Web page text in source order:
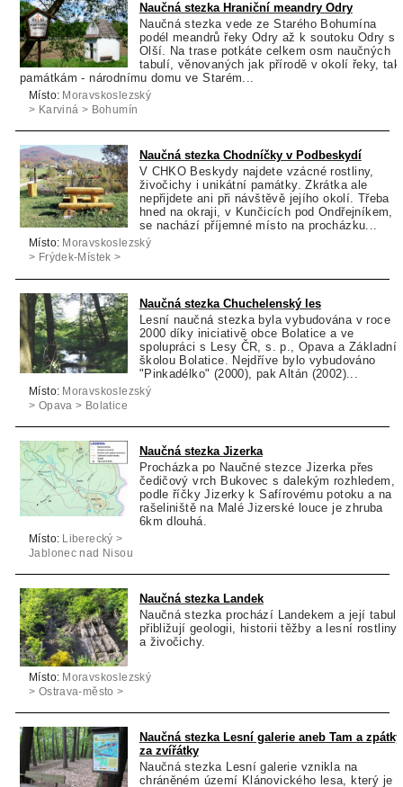
Naučná stezka Hraniční meandry Odry
Naučná stezka vede ze Starého Bohumína
podél meandrů řeky Odry až k soutoku Odry s
Olší. Na trase potkáte celkem osm naučných
tabulí, věnovaných jak přírodě v okolí řeky, tak
památkám - národnímu domu ve Starém...
Místo: Moravskoslezský
> Karviná > Bohumín
Naučná stezka Chodníčky v Podbeskydí
V CHKO Beskydy najdete vzácné rostliny,
živočichy i unikátní památky. Zkrátka ale
nepřijdete ani při návštěvě jejího okolí. Třeba
hned na okraji, v Kunčicích pod Ondřejníkem,
se nachází příjemné místo na procházku...
Místo: Moravskoslezský
> Frýdek-Místek >
Naučná stezka Chuchelenský les
Lesní naučná stezka byla vybudována v roce
2000 díky iniciativě obce Bolatice a ve
spolupráci s Lesy ČR, s. p., Opava a Základní
školou Bolatice. Nejdříve bylo vybudováno
"Pinkadélko" (2000), pak Altán (2002)...
Místo: Moravskoslezský
> Opava > Bolatice
Naučná stezka Jizerka
Procházka po Naučné stezce Jizerka přes
čedičový vrch Bukovec s dalekým rozhledem,
podle říčky Jizerky k Safírovému potoku a na
rašeliniště na Malé Jizerské louce je zhruba
6km dlouhá.
Místo:
Liberecký >
Jablonec nad Nisou
Naučná stezka Landek
Naučná stezka prochází Landekem a její tabule
přibližují geologii, historii těžby a lesní rostliny
a živočichy.
Místo: Moravskoslezský
> Ostrava-město >
Naučná stezka Lesní galerie aneb Tam a zpátky
za zvířátky
Naučná stezka Lesní galerie vznikla na
chráněném území Klánovického lesa, který je